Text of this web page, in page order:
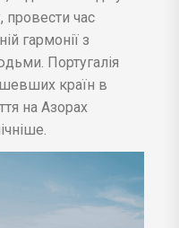
провести час
гармонії з
Португалія
країн в
на Азорах